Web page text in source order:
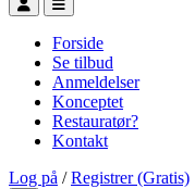
Forside
Se tilbud
Anmeldelser
Konceptet
Restauratør?
Kontakt
Log på / Registrer (Gratis)